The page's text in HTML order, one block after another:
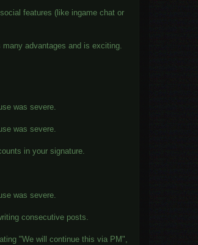
features (like ingame chat or
advantages and is exciting.
was severe.
was severe.
in your signature.
was severe.
consecutive posts.
"We will continue this via PM",